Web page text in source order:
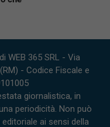
WEB 365 SRL - Via
- Codice Fiscale e
giornalistica, in
periodicità. Non può
ai sensi della